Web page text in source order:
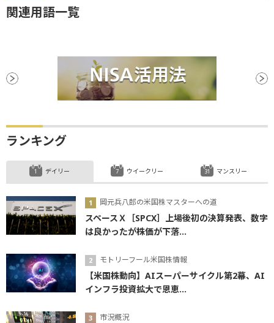
関連用語一覧
ランキング
デイリー
岡元兵八郎の米国株マスターへの道
スペースＸ［SPCX］上場後初の決算発表、数字
は良かったが株価が下落...
モトリーフール米国株情報
【米国株動向】AIスーパーサイクル第2幕、AI
インフラ投資拡大で恩恵...
市況概況
ウイークリー マンスリー